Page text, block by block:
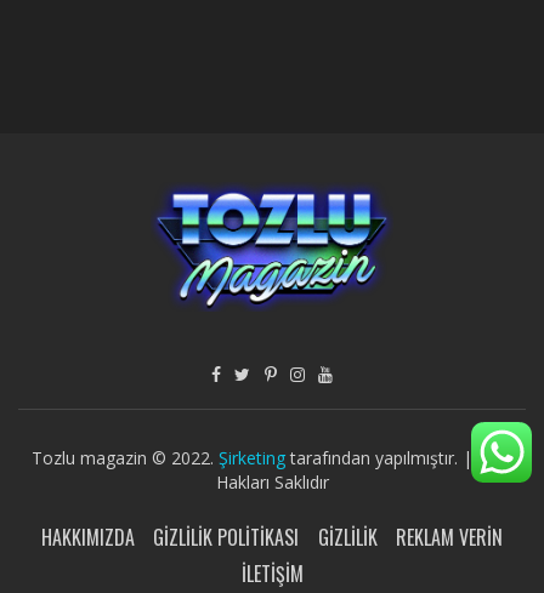
Tozlu magazin © 2022. Şirketingtarafından yapılmıştır. | Tüm
Hakları Saklıdır
HAKKIMIZDA GIZLILIK POLITIKASI GIZLILIK
REKLAM VERIN
İLETIŞIM